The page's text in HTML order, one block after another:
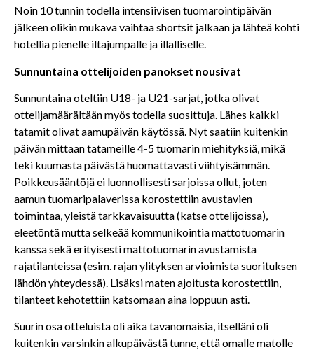
Noin 10 tunnin todella intensiivisen tuomarointipäivän
jälkeen olikin mukava vaihtaa shortsit jalkaan ja lähteä kohti
hotellia pienelle iltajumpalle ja illalliselle.
Sunnuntaina ottelijoiden panokset nousivat
Sunnuntaina oteltiin U18- ja U21-sarjat, jotka olivat
ottelijamäärältään myös todella suosittuja. Lähes kaikki
tatamit olivat aamupäivän käytössä. Nyt saatiin kuitenkin
päivän mittaan tatameille 4-5 tuomarin miehityksiä, mikä
teki kuumasta päivästä huomattavasti viihtyisämmän.
Poikkeusääntöjä ei luonnollisesti sarjoissa ollut, joten
aamun tuomaripalaverissa korostettiin avustavien
toimintaa, yleistä tarkkavaisuutta (katse ottelijoissa),
eleetöntä mutta selkeää kommunikointia mattotuomarin
kanssa sekä erityisesti mattotuomarin avustamista
rajatilanteissa (esim. rajan ylityksen arvioimista suorituksen
lähdön yhteydessä). Lisäksi maten ajoitusta korostettiin,
tilanteet kehotettiin katsomaan aina loppuun asti.
Suurin osa otteluista oli aika tavanomaisia, itselläni oli
kuitenkin varsinkin alkupäivästä tunne, että omalle matolle